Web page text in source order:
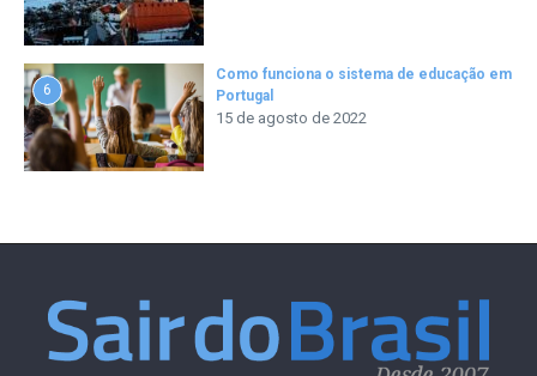
6
Como funciona o sistema de educação em
Portugal
15 de agosto de 2022